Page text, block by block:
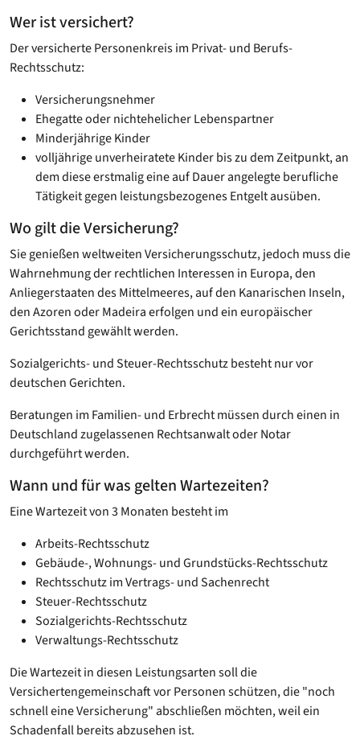
Wer ist versichert?
Der versicherte Personenkreis im Privat- und Berufs-
Rechtsschutz:
Versicherungsnehmer
Ehegatte oder nichtehelicher Lebenspartner
Minderjährige Kinder
volljährige unverheiratete Kinder bis zu dem Zeitpunkt, an
dem diese erstmalig eine auf Dauer angelegte berufliche
Tätigkeit gegen leistungsbezogenes Entgelt ausüben.
Wo gilt die Versicherung?
Sie genießen weltweiten Versicherungsschutz, jedoch muss die
Wahrnehmung der rechtlichen Interessen in Europa, den
Anliegerstaaten des Mittelmeeres, auf den Kanarischen Inseln,
den Azoren oder Madeira erfolgen und ein europäischer
Gerichtsstand gewählt werden.
Sozialgerichts- und Steuer-Rechtsschutz besteht nur vor
deutschen Gerichten.
Beratungen im Familien- und Erbrecht müssen durch einen in
Deutschland zugelassenen Rechtsanwalt oder Notar
durchgeführt werden.
Wann und für was gelten Wartezeiten?
Eine Wartezeit von 3 Monaten besteht im
Arbeits-Rechtsschutz
Gebäude-, Wohnungs- und Grundstücks-Rechtsschutz
Rechtsschutz im Vertrags- und Sachenrecht
Steuer-Rechtsschutz
Sozialgerichts-Rechtsschutz
Verwaltungs-Rechtsschutz
Die Wartezeit in diesen Leistungsarten soll die
Versichertengemeinschaft vor Personen schützen, die "noch
schnell eine Versicherung" abschließen möchten, weil ein
Schadenfall bereits abzusehen ist.